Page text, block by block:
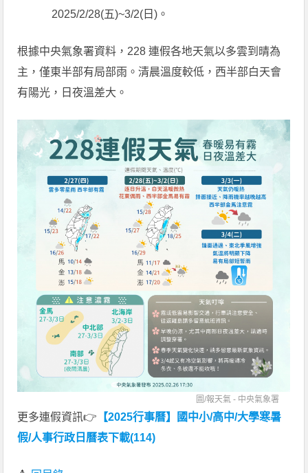
2025/2/28(五)~3/2(日)。
根據中央氣象署資料，228 連假各地天氣以多雲到晴為
主，僅東半部有局部雨。清晨溫度較低，西半部白天會
有陽光，日夜溫差大。
圖/報天氣 - 中央氣象署
更多連假資訊👉 【2025行事曆】國中小/高中/大學寒暑
假/人事行政日曆表下載(114)